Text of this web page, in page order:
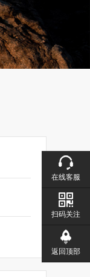
在线客服
扫码关注
返回顶部